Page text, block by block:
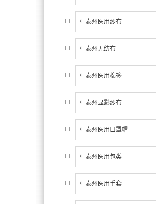
泰州医用纱布
泰州无纺布
泰州医用棉签
泰州显影纱布
泰州医用口罩帽
泰州医用包类
泰州医用手套